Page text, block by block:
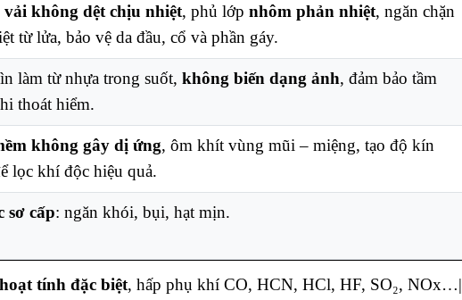
vải không dệt chịu nhiệt, phủ lớp nhôm phản nhiệt, ngăn chặn
từ lửa, bảo vệ da đầu, cổ và phần gáy.
làm từ nhựa trong suốt, không biến dạng ảnh, đảm bảo tầm
thoát hiểm.
không gây dị ứng, ôm khít vùng mũi – miệng, tạo độ kín
lọc khí độc hiệu quả.
sơ cấp: ngăn khói, bụi, hạt mịn.
tính đặc biệt, hấp phụ khí CO, HCN, HCl, HF, SO₂, NOx…|